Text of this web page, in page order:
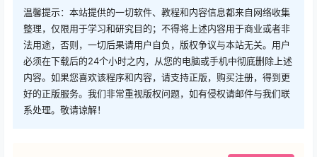
温馨提示：本站提供的一切软件、教程和内容信息都来自网络收集
整理，仅限用于学习和研究目的；不得将上述内容用于商业或者非
法用途，否则，一切后果请用户自负，版权争议与本站无关。用户
必须在下载后的24个小时之内，从您的电脑或手机中彻底删除上述
内容。如果您喜欢该程序和内容，请支持正版，购买注册，得到更
好的正版服务。我们非常重视版权问题，如有侵权请邮件与我们联
系处理。敬请谅解！